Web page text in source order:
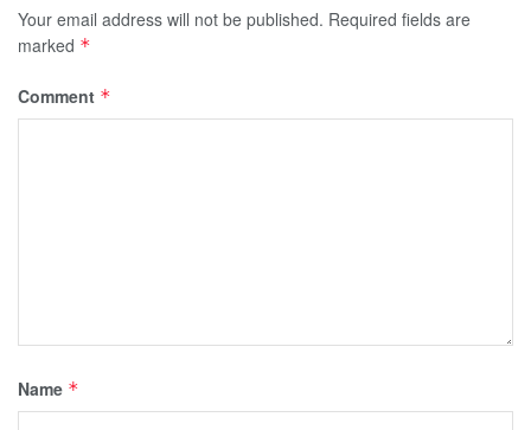
Your email address will not be published. Required fields are
marked *
Comment *
Name *